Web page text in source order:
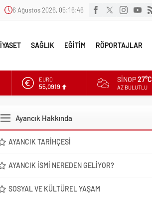
6 Ağustos 2026, 05:16:47
SAĞLIK EĞİTİM RÖPORTAJLAR
EURO
55,0919
DOLAR
47,5932
SINOP27°C
AZ BULUTLU
Ayancık Hakkında
AYANCIK TARIHÇESI
AYANCIK İSMI NEREDEN GELIYOR?
SOSYAL VE KÜLTÜREL YAŞAM